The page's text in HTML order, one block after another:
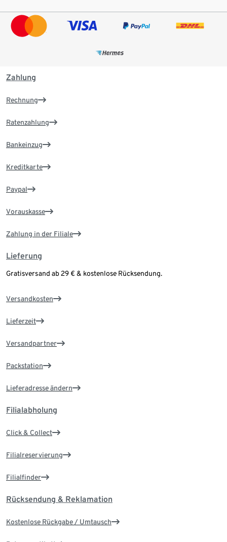
Zahlung
Rechnung
Ratenzahlung
Bankeinzug
Kreditkarte
Paypal
Vorauskasse
Zahlung in der Filiale
Lieferung
Gratisversand ab 29 € & kostenlose Rücksendung.
Versandkosten
Lieferzeit
Versandpartner
Packstation
Lieferadresse ändern
Filialabholung
Click & Collect
Filialreservierung
Filialfinder
Rücksendung & Reklamation
Kostenlose Rückgabe / Umtausch